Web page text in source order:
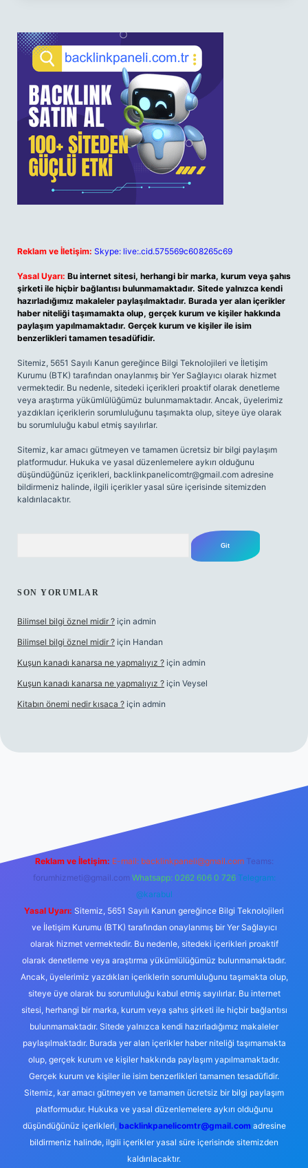
Reklam ve İletişim: Skype: live:.cid.575569c608265c69
Yasal Uyarı: Bu internet sitesi, herhangi bir marka, kurum veya şahıs
şirketi ile hiçbir bağlantısı bulunmamaktadır. Sitede yalnızca kendi
hazırladığımız makaleler paylaşılmaktadır. Burada yer alan içerikler
haber niteliği taşımamakta olup, gerçek kurum ve kişiler hakkında
paylaşım yapılmamaktadır. Gerçek kurum ve kişiler ile isim
benzerlikleri tamamen tesadüfidir.
Sitemiz, 5651 Sayılı Kanun gereğince Bilgi Teknolojileri ve İletişim
Kurumu (BTK) tarafından onaylanmış bir Yer Sağlayıcı olarak hizmet
vermektedir. Bu nedenle, sitedeki içerikleri proaktif olarak denetleme
veya araştırma yükümlülüğümüz bulunmamaktadır. Ancak, üyelerimiz
yazdıkları içeriklerin sorumluluğunu taşımakta olup, siteye üye olarak
bu sorumluluğu kabul etmiş sayılırlar.
Sitemiz, kar amacı gütmeyen ve tamamen ücretsiz bir bilgi paylaşım
platformudur. Hukuka ve yasal düzenlemelere aykırı olduğunu
düşündüğünüz içerikleri, backlinkpanelicomtr@gmail.com adresine
bildirmeniz halinde, ilgili içerikler yasal süre içerisinde sitemizden
kaldırılacaktır.
SON YORUMLAR
Bilimsel bilgi öznel midir ? için admin
Bilimsel bilgi öznel midir ? için Handan
Kuşun kanadı kanarsa ne yapmalıyız ? için admin
Kuşun kanadı kanarsa ne yapmalıyız ? için Veysel
Kitabın önemi nedir kısaca ? için admin
Reklam ve İletişim: E-mail: backlinkpaneli@gmail.com Teams:
forumhizmeti@gmail.com Whatsapp: 0262 606 0 726 Telegram:
@karabul
Yasal Uyarı: Sitemiz, 5651 Sayılı Kanun gereğince Bilgi Teknolojileri
ve İletişim Kurumu (BTK) tarafından onaylanmış bir Yer Sağlayıcı
olarak hizmet vermektedir. Bu nedenle, sitedeki içerikleri proaktif
olarak denetleme veya araştırma yükümlülüğümüz bulunmamaktadır.
Ancak, üyelerimiz yazdıkları içeriklerin sorumluluğunu taşımakta olup,
siteye üye olarak bu sorumluluğu kabul etmiş sayılırlar. Bu internet
sitesi, herhangi bir marka, kurum veya şahıs şirketi ile hiçbir bağlantısı
bulunmamaktadır. Sitede yalnızca kendi hazırladığımız makaleler
paylaşılmaktadır. Burada yer alan içerikler haber niteliği taşımamakta
olup, gerçek kurum ve kişiler hakkında paylaşım yapılmamaktadır.
Gerçek kurum ve kişiler ile isim benzerlikleri tamamen tesadüfidir.
Sitemiz, kar amacı gütmeyen ve tamamen ücretsiz bir bilgi paylaşım
platformudur. Hukuka ve yasal düzenlemelere aykırı olduğunu
düşündüğünüz içerikleri, backlinkpanelicomtr@gmail.comadresine
bildirmeniz halinde, ilgili içerikler yasal süre içerisinde sitemizden
kaldırılacaktır.